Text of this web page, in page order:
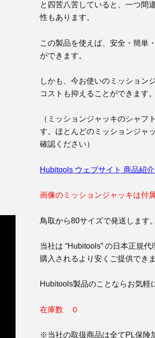
と四苦八苦していると、一つ間
性もあります。
この製品を使えば、安全・簡単
ができます。
しかも、今お使いのミッション
コストも抑えることができます。
（ミッションジャッキのシャフ
す。ほとんどのミッションジャ
確認ください）
Hubitools ウェブサイト 商品紹
画像のミッションジャッキは付
鳥取から80サイズで発送します。
当社は “Hubitools” の日本正規
購入されるより安くご提供できま
Hubitools製品のことならお気軽
在庫数 ０
※当社の取扱商品は全てPL保険